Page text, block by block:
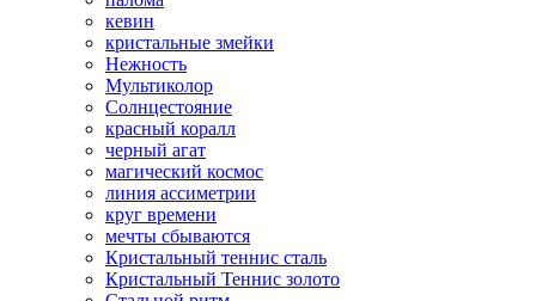
кевин
кристальные змейки
Нежность
Мультиколор
Солнцестояние
красный коралл
черный агат
магический космос
линия ассиметрии
круг времени
мечты сбываются
Кристальный теннис сталь
Кристальный Теннис золото